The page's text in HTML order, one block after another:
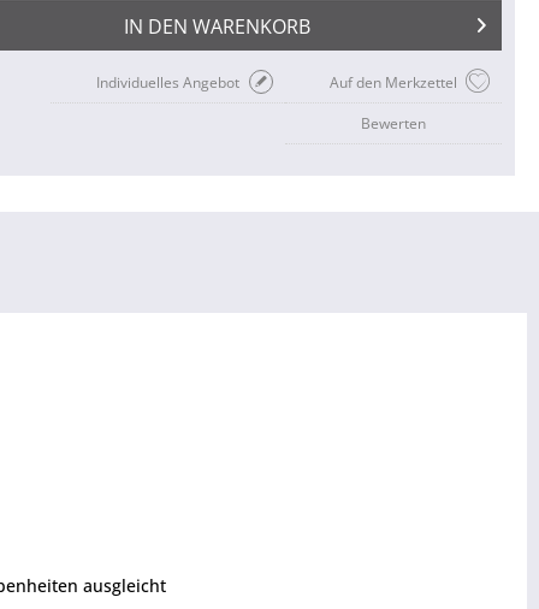
IN DEN WARENKORB
Auf den Merkzettel
Individuelles Angebot
Bewerten
ausgleicht